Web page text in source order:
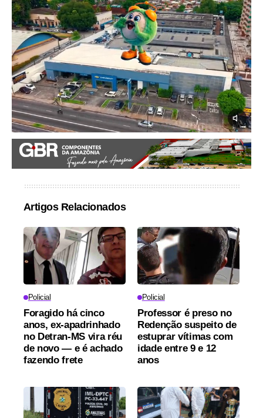
Artigos Relacionados
Policial
Foragido há cinco
anos, ex-apadrinhado
no Detran-MS vira réu
de novo — e é achado
fazendo frete
Policial
Professor é preso no
Redenção suspeito de
estuprar vítimas com
idade entre 9 e 12
anos